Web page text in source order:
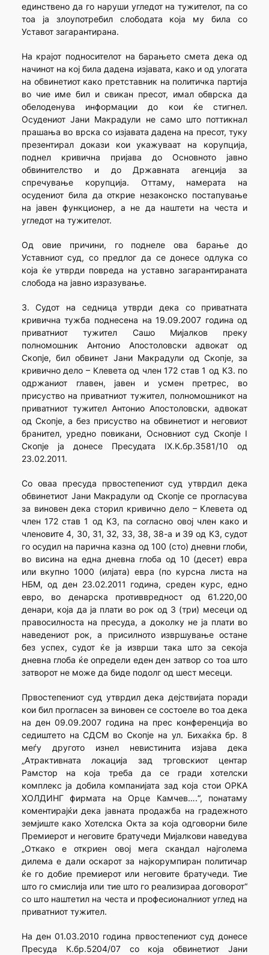
единствено да го наруши угледот на тужителот, па со
тоа ја злоупотребил слободата која му била со
Уставот загарантирана.
На крајот подносителот на барањето смета дека од
начинот на кој била дадена изјавата, како и од улогата
на обвинетиот како претставник на политичка партија
во чие име бил и свикан пресот, имал обврска да
обелоденува информации до кои ќе стигнел.
Осудениот Јани Макрадули не само што поттикнал
прашања во врска со изјавата дадена на пресот, туку
презентирал докази кои укажуваат на корупција,
поднел кривична пријава до Основното јавно
обвинителство и до Државната агенција за
спречување корупција. Оттаму, намерата на
осудениот била да открие незаконско постапување
на јавен функционер, а не да наштети на честа и
угледот на тужителот.
Од овие причини, го поднеле ова барање до
Уставниот суд, со предлог да се донесе одлука со
која ќе утврди повреда на уставно загарантираната
слобода на јавно изразување.
3. Судот на седница утврди дека со приватната
кривична тужба поднесена на 19.09.2007 година од
приватниот тужител Сашо Мијалков преку
полномошник Антонио Апостоловски адвокат од
Скопје, бил обвинет Јани Макрадули од Скопје, за
кривично дело – Клевета од член 172 став 1 од КЗ. по
одржаниот главен, јавен и усмен претрес, во
присуство на приватниот тужител, полномошникот на
приватниот тужител Антонио Апостоловски, адвокат
од Скопје, а без присуство на обвинетиот и неговиот
бранител, уредно повикани, Основниот суд Скопје I
Скопје ја донесе Пресудата IX.К.бр.3581/10 од
23.02.2011.
Со оваа пресуда првостепениот суд утврдил дека
обвинетиот Јани Макрадули од Скопје се прогласува
за виновен дека сторил кривично дело – Клевета од
член 172 став 1 од КЗ, па согласно овој член како и
членовите 4, 30, 31, 32, 33, 38, 38-а и 39 од КЗ, судот
го осудил на парична казна од 100 (сто) дневни глоби,
во висина на една дневна глоба од 10 (десет) евра
или вкупно 1000 (илјата) евра (по курсна листа на
НБМ, од ден 23.02.2011 година, среден курс, едно
евро, во денарска противвредност од 61.220,00
денари, која да ја плати во рок од 3 (три) месеци од
правосилноста на пресуда, а доколку не ја плати во
наведениот рок, а присилното извршување остане
без успех, судот ќе ја изврши така што за секоја
дневна глоба ќе определи еден ден затвор со тоа што
затворот не може да биде подолг од шест месеци.
Првостепениот суд утврдил дека дејствијата поради
кои бил прогласен за виновен се состоеле во тоа дека
на ден 09.09.2007 година на прес конференција во
седиштето на СДСМ во Скопје на ул. Бихаќка бр. 8
меѓу другото изнел невистинита изјава дека
„Атрактивната локација зад трговскиот центар
Рамстор на која треба да се гради хотелски
комплекс ја добила компанијата зад која стои ОРКА
ХОЛДИНГ фирмата на Орце Камчев….“, понатаму
коментирајќи дека јавната продажба на градежното
земјиште како Хотелска Окта за која одговорни биле
Премиерот и неговите братучеди Мијалкови наведува
„Откако е откриен овој мега скандал најголема
дилема е дали оскарот за најкорумпиран политичар
ќе го добие премиерот или неговите братучеди. Тие
што го смислија или тие што го реализираа договорот“
со што наштетил на честа и професионалниот углед на
приватниот тужител.
На ден 01.03.2010 година првостепениот суд донесе
Пресуда К.бр.5204/07 со која обвинетиот Јани